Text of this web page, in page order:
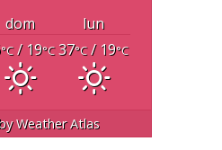
dom
lun
°C/ 19°C 37°C/ 19°C
Weather Atlas